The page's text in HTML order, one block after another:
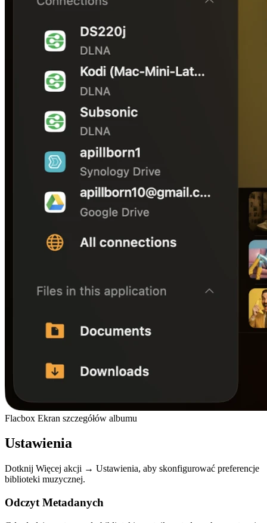
Flacbox Ekran szczegółów albumu
Ustawienia
Dotknij Więcej akcji → Ustawienia, aby skonfigurować preferencje
biblioteki muzycznej.
Odczyt Metadanych